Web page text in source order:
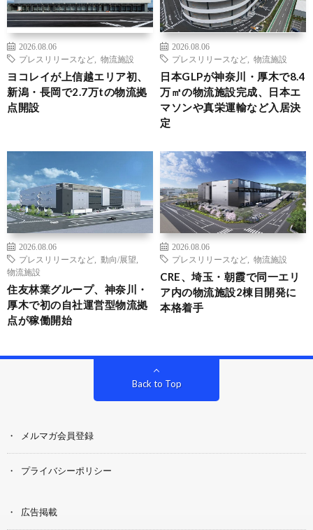
2026.08.06
プレスリリースなど
物流施設
ヨコレイが上信越エリア初、
新潟・長岡で2.7万tの物流拠
点開設
2026.08.06
プレスリリースなど
物流施設
日本GLPが神奈川・厚木で8.4
万㎡の物流施設完成、日本エ
マソンや真栄運輸など入居決
定
2026.08.06
プレスリリースなど
動向/展望
物流施設
住友林業グループ、神奈川・
厚木で初の自社運営型物流拠
点が稼働開始
2026.08.06
プレスリリースなど
物流施設
CRE、埼玉・朝霞で同一エリ
ア内の物流施設2棟目開発に
本格着手
Back to Top
メルマガ会員登録
プライバシーポリシー
広告掲載